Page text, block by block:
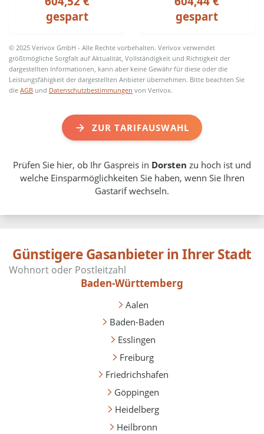
gespart
gespart
© 2025 Verivox GmbH - Alle Rechte vorbehalten. Verivox verwendet
größtmögliche Sorgfalt auf Aktualität, Vollständigkeit und Richtigkeit der
dargestellten Informationen, kann aber keine Gewähr für diese oder die
Leistungsfähigkeit der dargestellten Anbieter übernehmen. Bitte beachten Sie
dieAGB und Datenschutzbestimmungen von Verivox.
ZUR TARIFAUSWAHL
Prüfen Sie hier, ob Ihr Gaspreis in Dorsten zu hoch ist und
welche Einsparmöglichkeiten Sie haben, wenn Sie Ihren
Gastarif wechseln.
Günstigere Gasanbieter in Ihrer Stadt
Baden-Württemberg
Aalen
Baden-Baden
Esslingen
Freiburg
Friedrichshafen
Göppingen
Heidelberg
Heilbronn